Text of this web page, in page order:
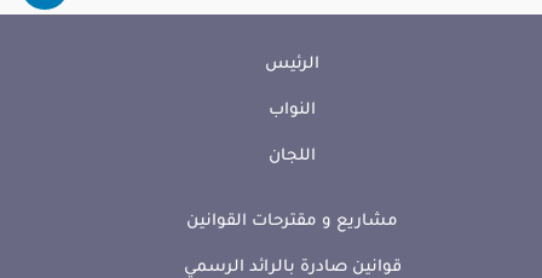
الرئيس
النواب
اللجان
مشاريع و مقترحات القوانين
قوانين صادرة بالرائد الرسمي